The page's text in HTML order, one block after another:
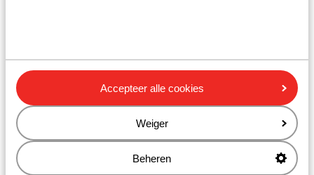
Accepteer alle cookies
Weiger
Beheren